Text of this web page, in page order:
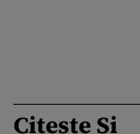
Citește Și